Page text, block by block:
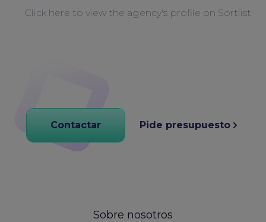
Contactar Pide presupuesto
Sobre nosotros